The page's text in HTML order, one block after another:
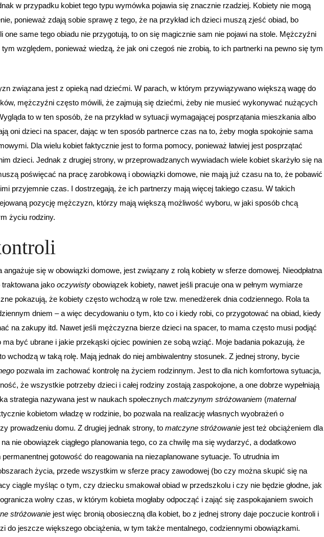
w przypadku kobiet tego typu wymówka pojawia się znacznie rzadziej. Kobiety nie mogą
ponieważ zdają sobie sprawę z tego, że na przykład ich dzieci muszą zjeść obiad, bo
one same tego obiadu nie przygotują, to on się magicznie sam nie pojawi na stole. Mężczyźni
względem, ponieważ wiedzą, że jak oni czegoś nie zrobią, to ich partnerki na pewno się tym
związana jest z opieką nad dziećmi. W parach, w którym przywiązywano większą wagę do
mężczyźni często mówili, że zajmują się dziećmi, żeby nie musieć wykonywać nużących
to w ten sposób, że na przykład w sytuacji wymagającej posprzątania mieszkania albo
oni dzieci na spacer, dając w ten sposób partnerce czas na to, żeby mogła spokojnie sama
Dla wielu kobiet faktycznie jest to forma pomocy, ponieważ łatwiej jest posprzątać
dzieci. Jednak z drugiej strony, w przeprowadzanych wywiadach wiele kobiet skarżyło się na
poświęcać na pracę zarobkową i obowiązki domowe, nie mają już czasu na to, że pobawić
przyjemnie czas. I dostrzegają, że ich partnerzy mają więcej takiego czasu. W takich
pozycję mężczyzn, którzy mają większą możliwość wyboru, w jaki sposób chcą
życiu rodziny.
się w obowiązki domowe, jest związany z rolą kobiety w sferze domowej. Nieodpłatna
jako oczywisty obowiązek kobiety, nawet jeśli pracuje ona w pełnym wymiarze
pokazują, że kobiety często wchodzą w role tzw. menedżerek dnia codziennego. Rola ta
dniem – a więc decydowaniu o tym, kto co i kiedy robi, co przygotować na obiad, kiedy
na zakupy itd. Nawet jeśli mężczyzna bierze dzieci na spacer, to mama często musi podjąć
być ubrane i jakie przekąski ojciec powinien ze sobą wziąć. Moje badania pokazują, że
wchodzą w taką rolę. Mają jednak do niej ambiwalentny stosunek. Z jednej strony, bycie
pozwala im zachować kontrolę na życiem rodzinnym. Jest to dla nich komfortowa sytuacja,
że wszystkie potrzeby dzieci i całej rodziny zostają zaspokojone, a one dobrze wypełniają
strategia nazywana jest w naukach społecznych matczynym stróżowaniem (maternal
kobietom władzę w rodzinie, bo pozwala na realizację własnych wyobrażeń o
prowadzeniu domu. Z drugiej jednak strony, to matczyne stróżowanie jest też obciążeniem dla
na nie obowiązek ciągłego planowania tego, co za chwilę ma się wydarzyć, a dodatkowo
gotowość do reagowania na niezaplanowane sytuacje. To utrudnia im
życia, przede wszystkim w sferze pracy zawodowej (bo czy można skupić się na
ciągle myśląc o tym, czy dziecku smakował obiad w przedszkolu i czy nie będzie głodne, jak
wolny czas, w którym kobieta mogłaby odpocząć i zająć się zaspokajaniem swoich
stróżowanie jest więc bronią obosieczną dla kobiet, bo z jednej strony daje poczucie kontroli i
do jeszcze większego obciążenia, w tym także mentalnego, codziennymi obowiązkami.